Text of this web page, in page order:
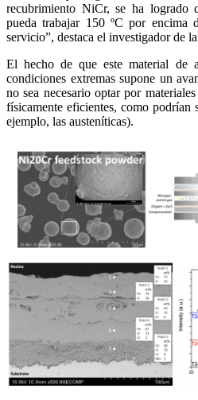
recubrimiento NiCr, se ha logrado
pueda trabajar 150 ºC por encima
servicio”, destaca el investigador de
El hecho de que este material de
condiciones extremas supone un
no sea necesario optar por
físicamente eficientes, como podrían
ejemplo, las austeníticas).